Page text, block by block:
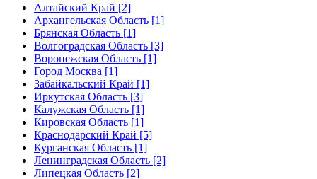
Алтайский Край [2]
Архангельская Область [1]
Брянская Область [1]
Волгоградская Область [3]
Воронежская Область [1]
Город Москва [1]
Забайкальский Край [1]
Иркутская Область [3]
Калужская Область [1]
Кировская Область [1]
Краснодарский Край [5]
Курганская Область [1]
Ленинградская Область [2]
Липецкая Область [2]